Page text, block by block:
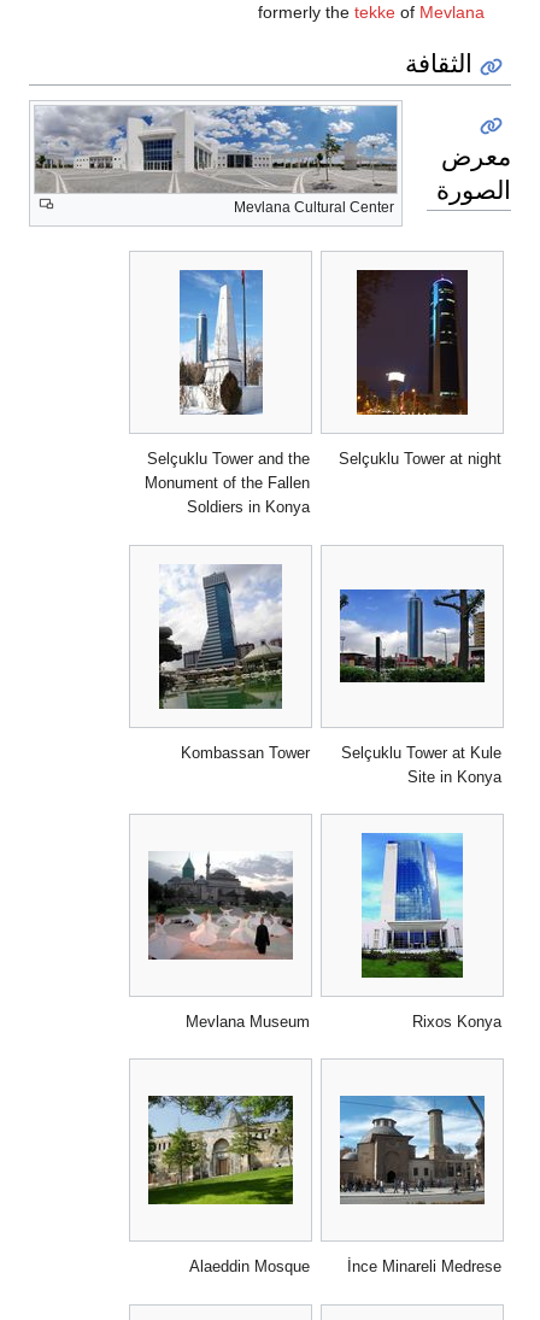
formerly the tekkeof Mevlana
الثقافة
Mevlana Cultural Center
معرض
الصورة
Selçuklu Tower at night
Selçuklu Tower and the
Monument of the Fallen
Soldiers in Konya
Selçuklu Tower at Kule
Site in Konya
Kombassan Tower
Rixos Konya
Mevlana Museum
İnce Minareli Medrese
Alaeddin Mosque